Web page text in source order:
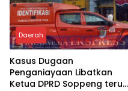
Daerah
Kasus Dugaan
Penganiayaan Libatkan
Ketua DPRD Soppeng terus